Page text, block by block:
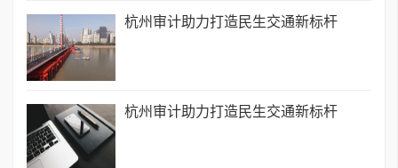
杭州审计助力打造民生交通新标杆
杭州审计助力打造民生交通新标杆